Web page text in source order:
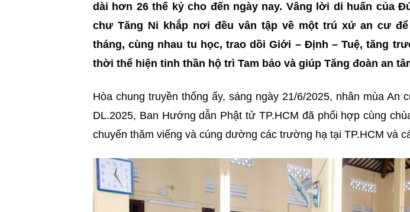
dài hơn 26 thế kỷ cho đến ngày nay. Vâng lời di huấn của
chư Tăng Ni khắp nơi đều vân tập về một trú xứ an cư
tháng, cùng nhau tu học, trao dồi Giới – Định – Tuệ, tăng
thời thể hiện tinh thần hộ trì Tam bảo và giúp Tăng đoàn an
Hòa chung truyền thống ấy, sáng ngày 21/6/2025, nhân mùa An
DL.2025, Ban Hướng dẫn Phật tử TP.HCM đã phối hợp cùng
chuyến thăm viếng và cúng dường các trường hạ tại TP.HCM và